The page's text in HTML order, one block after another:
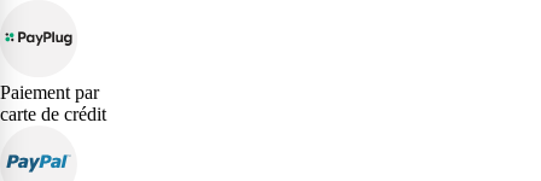
Paiement par
carte de crédit